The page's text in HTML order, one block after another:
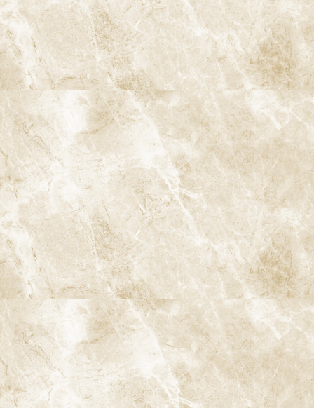
インビザラインファースト
マイオブレース
口腔がん検診
歯ぎしり・食いしばり
顎関節症の治療
スポーツマウスガード
睡眠時無呼吸症候群
当院の特徴
専門治療スペシャリスト
女性矯正歯科医が在籍
完全予約制
インフォームドコンセント